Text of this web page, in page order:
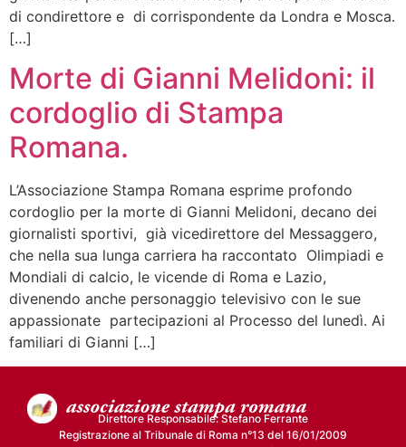
di condirettore e di corrispondente da Londra e Mosca.
[…]
Morte di Gianni Melidoni: il
cordoglio di Stampa
Romana.
L’Associazione Stampa Romana esprime profondo
cordoglio per la morte di Gianni Melidoni, decano dei
giornalisti sportivi, già vicedirettore del Messaggero,
che nella sua lunga carriera ha raccontato Olimpiadi e
Mondiali di calcio, le vicende di Roma e Lazio,
divenendo anche personaggio televisivo con le sue
appassionate partecipazioni al Processo del lunedì. Ai
familiari di Gianni […]
Direttore Responsabile: Stefano Ferrante
Registrazione al Tribunale di Roma n°13 del 16/01/2009